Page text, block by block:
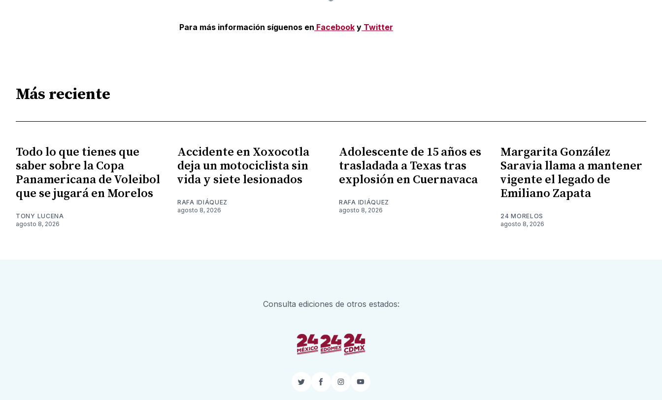
Para más información síguenos en FacebookyTwitter
Más reciente
Todo lo que tienes que
saber sobre la Copa
Panamericana de Voleibol
que se jugará en Morelos
TONY LUCENA
agosto 8, 2026
Accidente en Xoxocotla
deja un motociclista sin
vida y siete lesionados
RAFA IDIÁQUEZ
agosto 8, 2026
Adolescente de 15 años es
trasladada a Texas tras
explosión en Cuernavaca
RAFA IDIÁQUEZ
agosto 8, 2026
Margarita González
Saravia llama a mantener
vigente el legado de
Emiliano Zapata
24 MORELOS
agosto 8, 2026
Consulta ediciones de otros estados:
TwitterFacebook
InstagramYouTube